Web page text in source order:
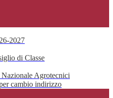
2027
di Classe
Agrotecnici
cambio indirizzo